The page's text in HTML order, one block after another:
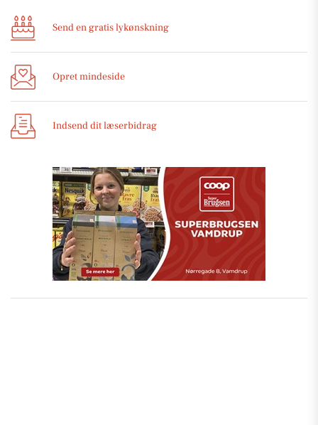
Send en gratis lykønskning
Opret mindeside
Indsend dit læserbidrag